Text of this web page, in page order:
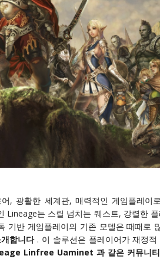
, 광활한 세계관, 매력적인 게임플레이
Lineage는 스릴 넘치는 퀘스트, 강렬한
기반 게임플레이의 기존 모델은 때때로
합니다 . 이 솔루션은 플레이어가 재정
Linfree Uaminet 과 같은 커뮤니